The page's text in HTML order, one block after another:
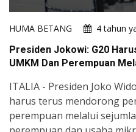
HUMA BETANG
4 tahun
Presiden Jokowi: G20
UMKM Dan Perempuan
ITALIA - Presiden Joko
harus terus mendorong
perempuan melalui